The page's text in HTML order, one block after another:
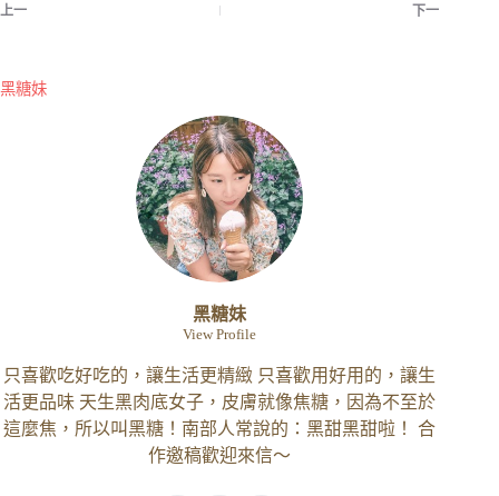
上一 下一
黑糖妹
黑糖妹
View Profile
只喜歡吃好吃的，讓生活更精緻 只喜歡用好用的，讓生
活更品味 天生黑肉底女子，皮膚就像焦糖，因為不至於
這麼焦，所以叫黑糖！南部人常說的：黑甜黑甜啦！ 合
作邀稿歡迎來信～